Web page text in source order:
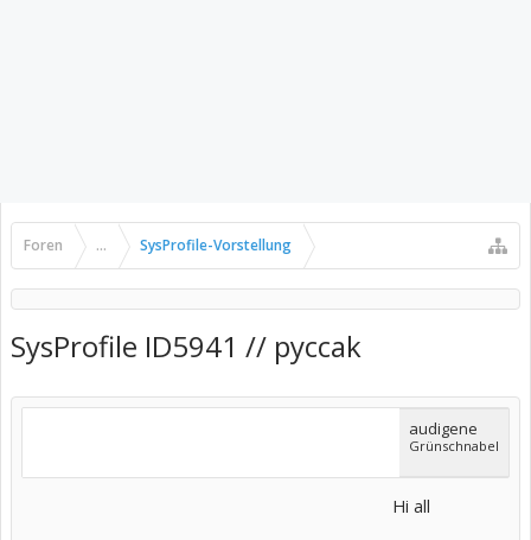
Foren ... SysProfile-Vorstellung
SysProfile ID5941 // pyccak
audigene
Grünschnabel
Hi all